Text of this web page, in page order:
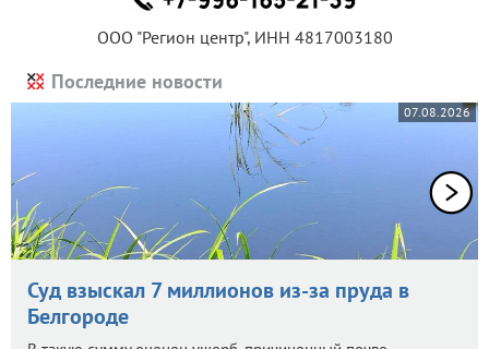
ООО "Регион центр", ИНН 4817003180
Последние новости
07.08.2026
Суд взыскал 7 миллионов из-за пруда в
Белгороде